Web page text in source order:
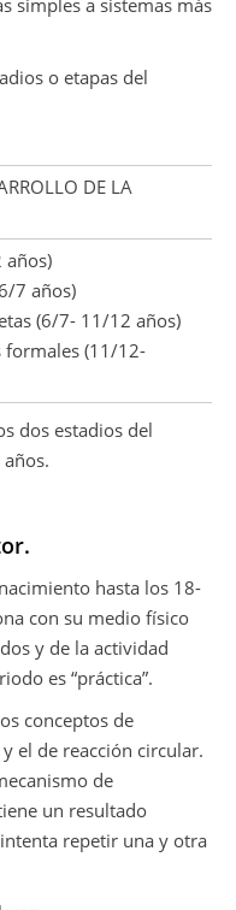
simples a sistemas más
o etapas del
DE LA
años)
7 años)
(6/7- 11/12 años)
formales (11/12-
dos estadios del
hasta los 18-
con su medio físico
y de la actividad
es “práctica”.
conceptos de
el de reacción circular.
de
un resultado
repetir una y otra